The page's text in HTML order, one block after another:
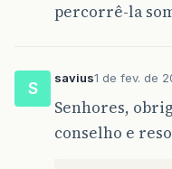
percorrê-la
S
savius1 de fev. de
Senhores,
conselho e